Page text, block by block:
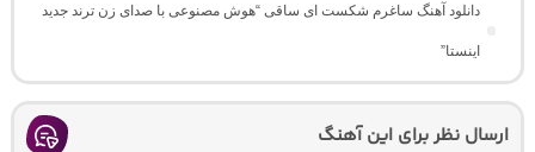
دانلود آهنگ ساغرم شکست ای ساقی “هوش مصنوعی با صدای زن ترند جدید
اینستا”
ارسال نظر برای این آهنگ